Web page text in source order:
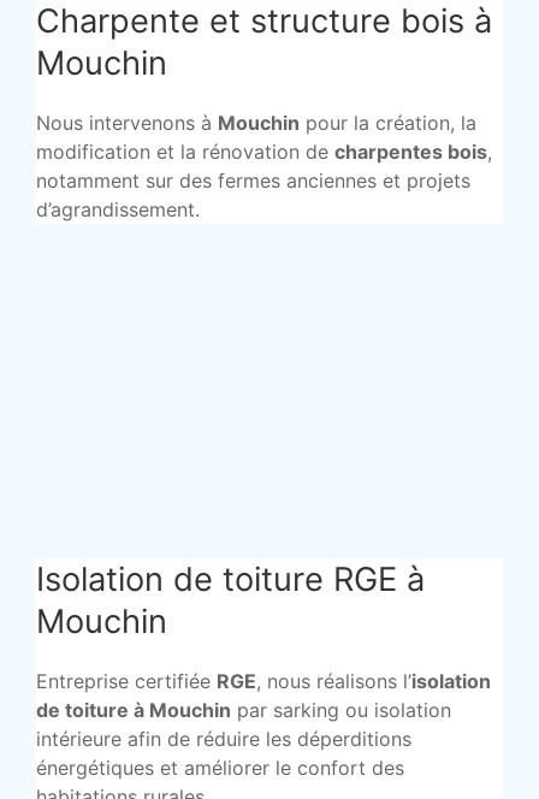
Charpente et structure bois à
Mouchin
Nous intervenons à Mouchin pour la création, la
modification et la rénovation de charpentes bois,
notamment sur des fermes anciennes et projets
d’agrandissement.
Isolation de toiture RGE à
Mouchin
Entreprise certifiée RGE, nous réalisons l’isolation
de toiture à Mouchin par sarking ou isolation
intérieure afin de réduire les déperditions
énergétiques et améliorer le confort des